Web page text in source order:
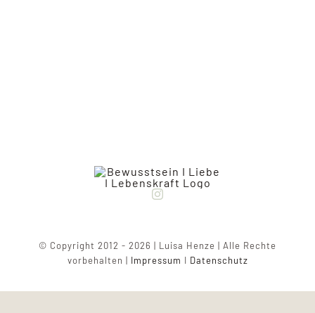
© Copyright 2012 - 2026 | Luisa Henze | Alle Rechte
vorbehalten | Impressum I Datenschutz